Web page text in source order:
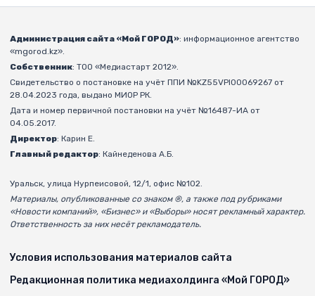
Администрация сайта «Мой ГОРОД»: информационное агентство
«mgorod.kz».
Собственник: ТОО «Медиастарт 2012».
Свидетельство о постановке на учёт ППИ №KZ55VPI00069267 от
28.04.2023 года, выдано МИОР РК.
Дата и номер первичной постановки на учёт №16487-ИА от
04.05.2017.
Директор: Карин Е.
Главный редактор: Кайнеденова А.Б.
Уральск, улица Нурпеисовой, 12/1, офис №102.
Материалы, опубликованные со знаком ®, а также под рубриками
«Новости компаний», «Бизнес» и «Выборы» носят рекламный характер.
Ответственность за них несёт рекламодатель.
Условия использования материалов сайта
Редакционная политика медиахолдинга «Мой ГОРОД»